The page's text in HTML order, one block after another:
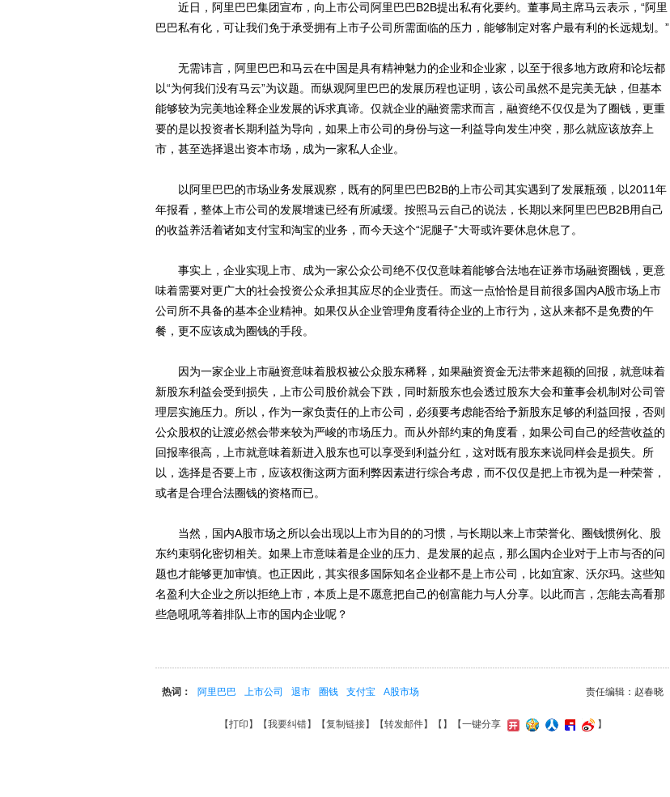
近日，阿里巴巴集团宣布，向上市公司阿里巴巴B2B提出私有化要约。董事局主席马云表示，“阿里
巴巴私有化，可让我们免于承受拥有上市子公司所需面临的压力，能够制定对客户最有利的长远规划。”
无需讳言，阿里巴巴和马云在中国是具有精神魅力的企业和企业家，以至于很多地方政府和论坛都
以“为何我们没有马云”为议题。而纵观阿里巴巴的发展历程也证明，该公司虽然不是完美无缺，但基本
能够较为完美地诠释企业发展的诉求真谛。仅就企业的融资需求而言，融资绝不仅仅是为了圈钱，更重
要的是以投资者长期利益为导向，如果上市公司的身份与这一利益导向发生冲突，那么就应该放弃上
市，甚至选择退出资本市场，成为一家私人企业。
以阿里巴巴的市场业务发展观察，既有的阿里巴巴B2B的上市公司其实遇到了发展瓶颈，以2011年
年报看，整体上市公司的发展增速已经有所减缓。按照马云自己的说法，长期以来阿里巴巴B2B用自己
的收益养活着诸如支付宝和淘宝的业务，而今天这个“泥腿子”大哥或许要休息休息了。
事实上，企业实现上市、成为一家公众公司绝不仅仅意味着能够合法地在证券市场融资圈钱，更意
味着需要对更广大的社会投资公众承担其应尽的企业责任。而这一点恰恰是目前很多国内A股市场上市
公司所不具备的基本企业精神。如果仅从企业管理角度看待企业的上市行为，这从来都不是免费的午
餐，更不应该成为圈钱的手段。
因为一家企业上市融资意味着股权被公众股东稀释，如果融资资金无法带来超额的回报，就意味着
新股东利益会受到损失，上市公司股价就会下跌，同时新股东也会透过股东大会和董事会机制对公司管
理层实施压力。所以，作为一家负责任的上市公司，必须要考虑能否给予新股东足够的利益回报，否则
公众股权的让渡必然会带来较为严峻的市场压力。而从外部约束的角度看，如果公司自己的经营收益的
回报率很高，上市就意味着新进入股东也可以享受到利益分红，这对既有股东来说同样会是损失。所
以，选择是否要上市，应该权衡这两方面利弊因素进行综合考虑，而不仅仅是把上市视为是一种荣誉，
或者是合理合法圈钱的资格而已。
当然，国内A股市场之所以会出现以上市为目的的习惯，与长期以来上市荣誉化、圈钱惯例化、股
东约束弱化密切相关。如果上市意味着是企业的压力、是发展的起点，那么国内企业对于上市与否的问
题也才能够更加审慎。也正因此，其实很多国际知名企业都不是上市公司，比如宜家、沃尔玛。这些知
名盈利大企业之所以拒绝上市，本质上是不愿意把自己的创富能力与人分享。以此而言，怎能去高看那
些急吼吼等着排队上市的国内企业呢？
责任编辑：赵春晓
热词： 阿里巴巴 上市公司 退市 圈钱 支付宝 A股市场
【打印 】【我要纠错】【复制链接】【转发邮件】【 】 【一键分享 】